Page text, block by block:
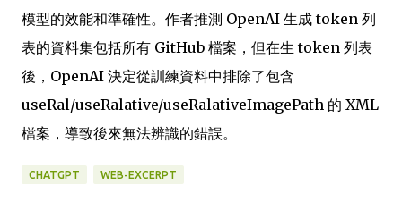
模型的效能和準確性。作者推測 OpenAI 生成 token 列
表的資料集包括所有 GitHub 檔案，但在生 token 列表
後，OpenAI 決定從訓練資料中排除了包含
useRal/useRalative/useRalativeImagePath 的 XML
檔案，導致後來無法辨識的錯誤。
CHATGPT WEB-EXCERPT